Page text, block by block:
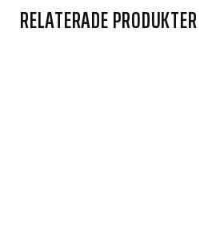
RELATERADE PRODUKTER